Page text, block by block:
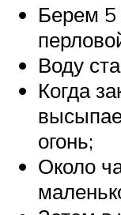
Берем 5
Воду
Когда
огонь;
Около